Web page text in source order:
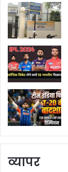
व्यापर